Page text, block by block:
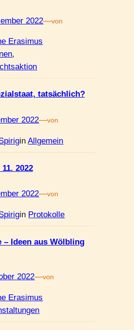
2022—von
Erasimus
tatsächlich?
2022—von
inAllgemein
2022
2022—von
in Protokolle
– Ideen aus Wölbling
2022—von
Erasimus